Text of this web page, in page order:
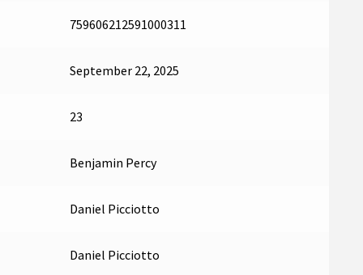
759606212591000311
September 22, 2025
23
Benjamin Percy
Daniel Picciotto
Daniel Picciotto